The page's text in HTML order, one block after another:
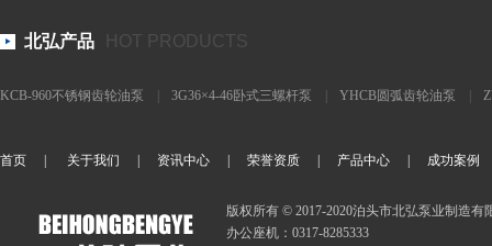
北弘产品 HOT PRODUCTS
KCB-960不锈钢齿轮油泵 3G36×4-46卧式三螺杆泵 YHCB圆弧齿轮油泵
首页
关于我们 资讯中心 荣誉资质 产品中心 成功案例
版权所有 © 2017-2020泊头市北弘泵业制造有
办公座机：0317-8285333